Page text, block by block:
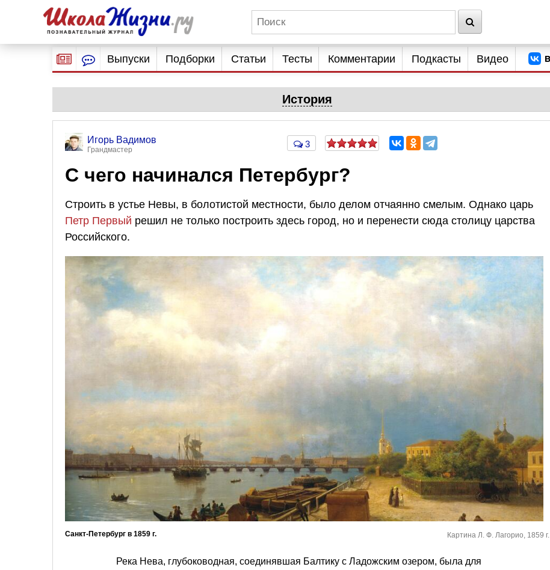
Выпуски Подборки Статьи Тесты Комментарии Подкасты Видео
История
Игорь Вадимов
Грандмастер
3
С чего начинался Петербург?
Строить в устье Невы, в болотистой местности, было делом отчаянно смелым. Однако царь
Петр Первый решил не только построить здесь город, но и перенести сюда столицу царства
Российского.
Санкт-Петербург в 1859 г. Картина Л. Ф. Лагорио, 1859 г.
Река Нева, глубоководная, соединявшая Балтику с Ладожским озером, была для